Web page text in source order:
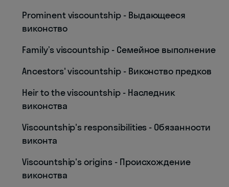
Prominent viscountship - Выдающееся
виконство
Family’s viscountship - Семейное выполнение
Ancestors' viscountship - Виконство предков
Heir to the viscountship - Наследник
виконства
Viscountship's responsibilities - Обязанности
виконта
Viscountship's origins - Происхождение
виконства